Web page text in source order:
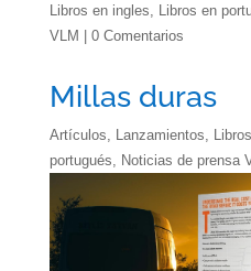
Libros en ingles, Libros en
VLM
0 Comentarios
Millas duras
Artículos, Lanzamientos,
portugués, Noticias de prensa